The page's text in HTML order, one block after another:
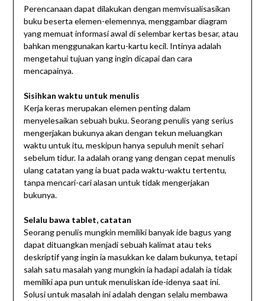
Perencanaan dapat dilakukan dengan memvisualisasikan
buku beserta elemen-elemennya, menggambar diagram
yang memuat informasi awal di selembar kertas besar, atau
bahkan menggunakan kartu-kartu kecil. Intinya adalah
mengetahui tujuan yang ingin dicapai dan cara
mencapainya.
Sisihkan waktu untuk menulis
Kerja keras merupakan elemen penting dalam
menyelesaikan sebuah buku. Seorang penulis yang serius
mengerjakan bukunya akan dengan tekun meluangkan
waktu untuk itu, meskipun hanya sepuluh menit sehari
sebelum tidur. Ia adalah orang yang dengan cepat menulis
ulang catatan yang ia buat pada waktu-waktu tertentu,
tanpa mencari-cari alasan untuk tidak mengerjakan
bukunya.
Selalu bawa tablet, catatan
Seorang penulis mungkin memiliki banyak ide bagus yang
dapat dituangkan menjadi sebuah kalimat atau teks
deskriptif yang ingin ia masukkan ke dalam bukunya, tetapi
salah satu masalah yang mungkin ia hadapi adalah ia tidak
memiliki apa pun untuk menuliskan ide-idenya saat ini.
Solusi untuk masalah ini adalah dengan selalu membawa